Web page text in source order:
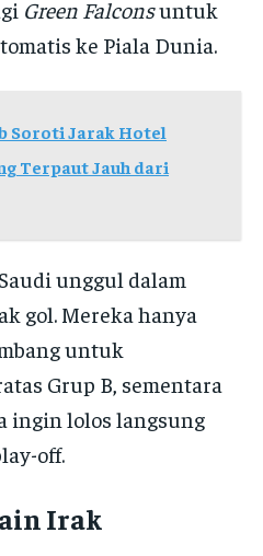
Green Falconsuntuk
ke Piala Dunia.
Soroti Jarak Hotel
Terpaut Jauh dari
unggul dalam
gol. Mereka hanya
untuk
Grup B, sementara
ingin lolos langsung
off.
Irak